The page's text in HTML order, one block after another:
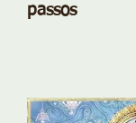
passos